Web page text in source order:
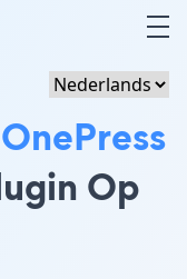
OnePress
Op